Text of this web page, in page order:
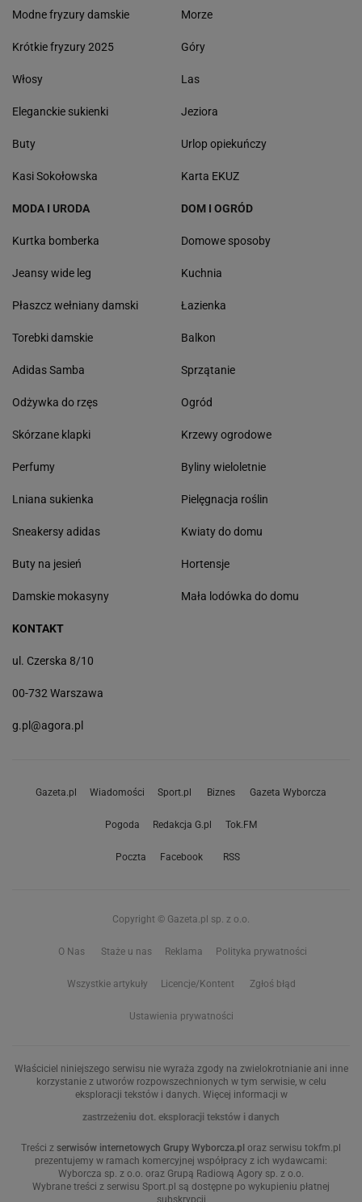
Modne fryzury damskie
Krótkie fryzury 2025
Włosy
Eleganckie sukienki
Buty
Kasi Sokołowska
Morze
Góry
Las
Jeziora
Urlop opiekuńczy
Karta EKUZ
MODA I URODA
Kurtka bomberka
Jeansy wide leg
Płaszcz wełniany damski
Torebki damskie
Adidas Samba
Odżywka do rzęs
Skórzane klapki
Perfumy
Lniana sukienka
Sneakersy adidas
Buty na jesień
Damskie mokasyny
DOM I OGRÓD
Domowe sposoby
Kuchnia
Łazienka
Balkon
Sprzątanie
Ogród
Krzewy ogrodowe
Byliny wieloletnie
Pielęgnacja roślin
Kwiaty do domu
Hortensje
Mała lodówka do domu
KONTAKT
ul. Czerska 8/10
00-732 Warszawa
g.pl@agora.pl
Gazeta.pl Wiadomości Sport.pl Biznes Gazeta Wyborcza
Pogoda Redakcja G.pl Tok.FM
Poczta Facebook RSS
Copyright © Gazeta.pl sp. z o.o.
O Nas Staże u nas Reklama Polityka prywatności
Wszystkie artykuły Licencje/Kontent Zgłoś błąd
Ustawienia prywatności
Właściciel niniejszego serwisu nie wyraża zgody na zwielokrotnianie ani inne
korzystanie z utworów rozpowszechnionych w tym serwisie, w celu
eksploracji tekstów i danych. Więcej informacji w
zastrzeżeniu dot. eksploracji tekstów i danych
Treści z serwisów internetowych Grupy Wyborcza.pl oraz serwisu tokfm.pl
prezentujemy w ramach komercyjnej współpracy z ich wydawcami:
Wyborcza sp. z o.o. oraz Grupą Radiową Agory sp. z o.o.
Wybrane treści z serwisu Sport.pl są dostępne po wykupieniu płatnej